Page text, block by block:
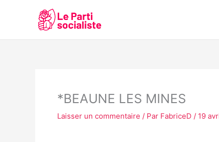
*BEAUNE LES MINES
Laisser un commentaire / Par FabriceD / 19